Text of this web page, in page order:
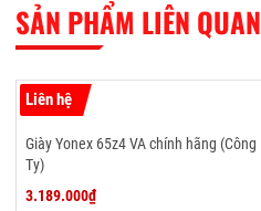
SẢN PHẨM LIÊN QUAN
Liên hệ
Giày Yonex 65z4 VA chính hãng (Công
Ty)
3.189.000₫